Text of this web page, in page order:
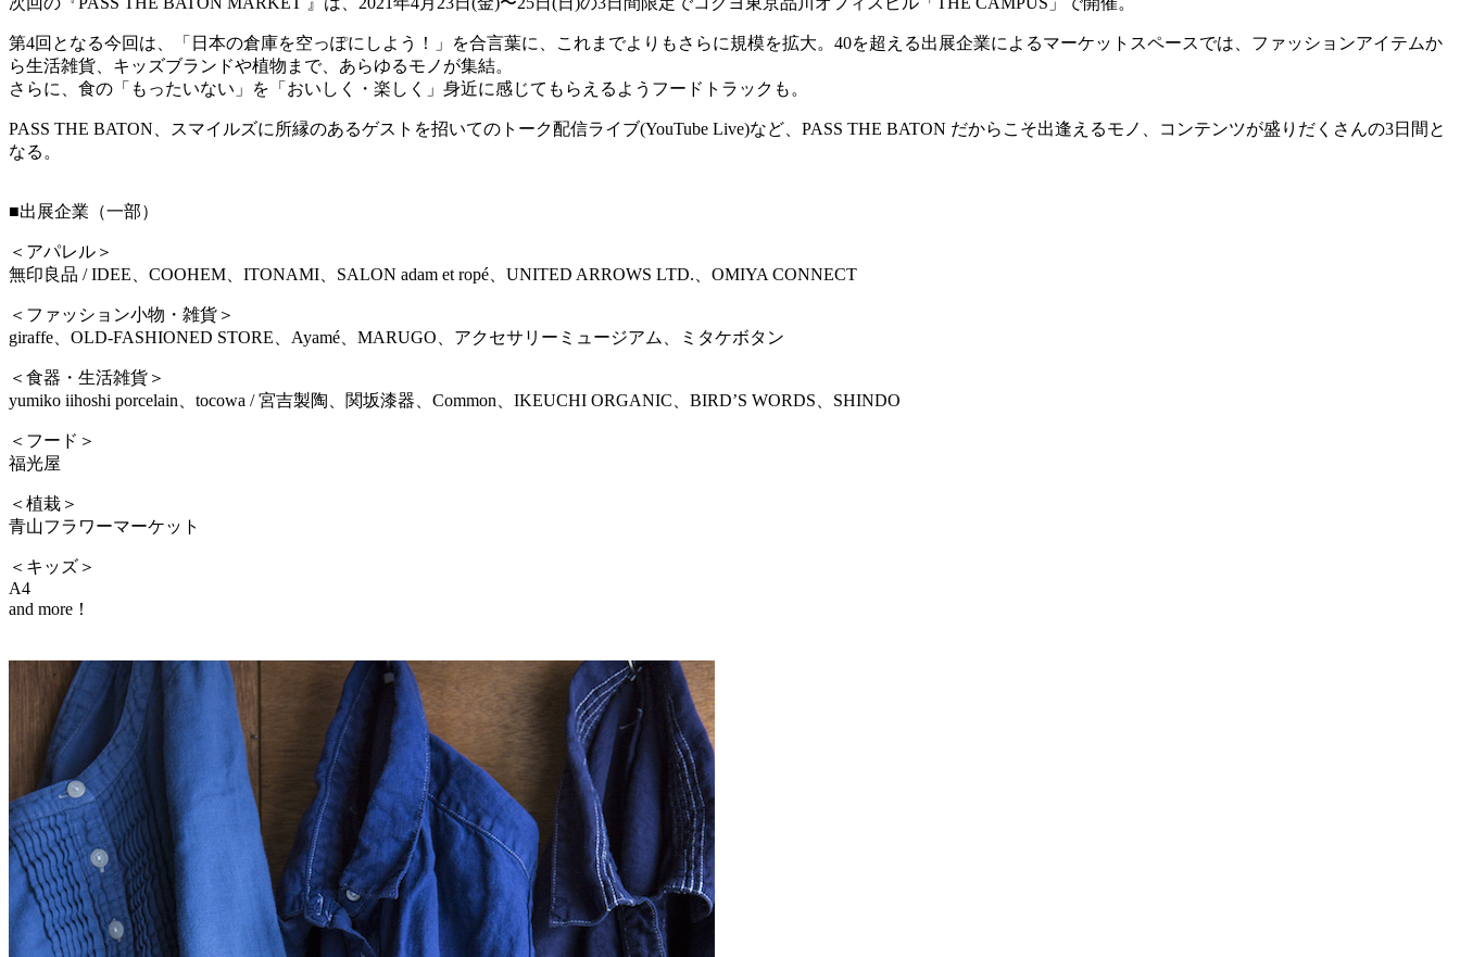
第4回となる今回は、「日本の倉庫を空っぽにしよう！」を合言葉に、これまでよりもさらに規模を拡大。40を超える出展企業によるマーケットスペースでは、ファッションアイテムか
ら生活雑貨、キッズブランドや植物まで、あらゆるモノが集結。
さらに、食の「もったいない」を「おいしく・楽しく」身近に感じてもらえるようフードトラックも。
PASS THE BATON、スマイルズに所縁のあるゲストを招いてのトーク配信ライブ(YouTube Live)など、PASS THE BATON だからこそ出逢えるモノ、コンテンツが盛りだくさんの3日間と
なる。
■出展企業（一部）
＜アパレル＞
無印良品 / IDEE、COOHEM、ITONAMI、SALON adam et ropé、UNITED ARROWS LTD.、OMIYA CONNECT
＜ファッション小物・雑貨＞
giraffe、OLD-FASHIONED STORE、Ayamé、MARUGO、アクセサリーミュージアム、ミタケボタン
＜食器・生活雑貨＞
yumiko iihoshi porcelain、tocowa / 宮吉製陶、関坂漆器、Common、IKEUCHI ORGANIC、BIRD’S WORDS、SHINDO
＜フード＞
福光屋
＜植栽＞
青山フラワーマーケット
＜キッズ＞
A4
and more！